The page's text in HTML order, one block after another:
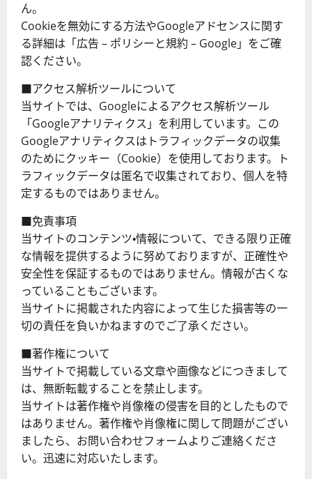
ん。
Cookieを無効にする方法やGoogleアドセンスに関す
る詳細は「広告 – ポリシーと規約 – Google」をご確
認ください。
■アクセス解析ツールについて
当サイトでは、Googleによるアクセス解析ツール
「Googleアナリティクス」を利用しています。この
Googleアナリティクスはトラフィックデータの収集
のためにクッキー（Cookie）を使用しております。ト
ラフィックデータは匿名で収集されており、個人を特
定するものではありません。
■免責事項
当サイトのコンテンツ・情報について、できる限り正確
な情報を提供するように努めておりますが、正確性や
安全性を保証するものではありません。情報が古くな
っていることもございます。
当サイトに掲載された内容によって生じた損害等の一
切の責任を負いかねますのでご了承ください。
■著作権について
当サイトで掲載している文章や画像などにつきまして
は、無断転載することを禁止します。
当サイトは著作権や肖像権の侵害を目的としたもので
はありません。著作権や肖像権に関して問題がござい
ましたら、お問い合わせフォームよりご連絡くださ
い。迅速に対応いたします。